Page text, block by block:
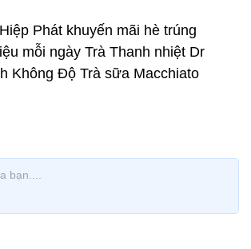
Phát khuyến mãi hè trúng
mỗi ngày Trà Thanh nhiệt Dr
Không Độ Trà sữa Macchiato